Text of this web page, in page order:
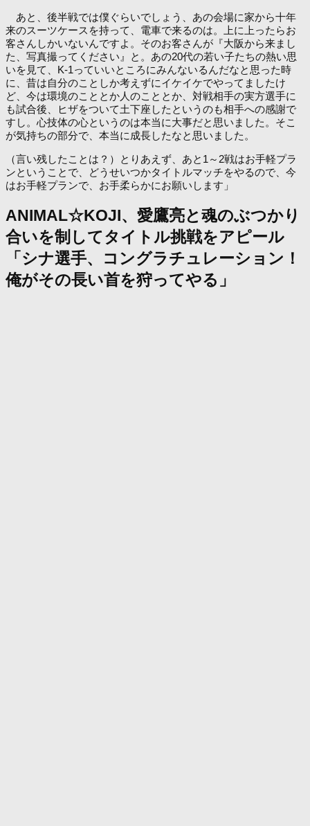
あと、後半戦では僕ぐらいでしょう、あの会場に家から十年
来のスーツケースを持って、電車で来るのは。上に上ったらお
客さんしかいないんですよ。そのお客さんが『大阪から来まし
た、写真撮ってください』と。あの20代の若い子たちの熱い思
いを見て、K-1っていいところにみんないるんだなと思った時
に、昔は自分のことしか考えずにイケイケでやってましたけ
ど、今は環境のこととか人のこととか、対戦相手の実方選手に
も試合後、ヒザをついて土下座したというのも相手への感謝で
すし。心技体の心というのは本当に大事だと思いました。そこ
が気持ちの部分で、本当に成長したなと思いました。
（言い残したことは？）とりあえず、あと1～2戦はお手軽プラ
ンということで、どうせいつかタイトルマッチをやるので、今
はお手軽プランで、お手柔らかにお願いします」
ANIMAL☆KOJI、愛鷹亮と魂のぶつかり
合いを制してタイトル挑戦をアピール
「シナ選手、コングラチュレーション！
俺がその長い首を狩ってやる」